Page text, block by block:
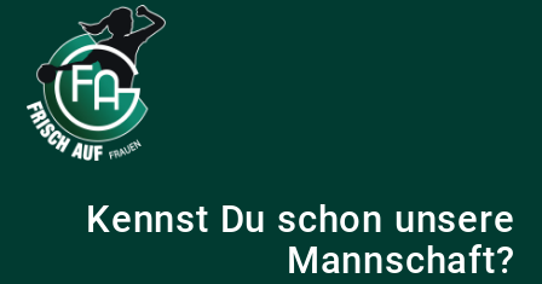
Kennst Du schon unsere
Mannschaft?